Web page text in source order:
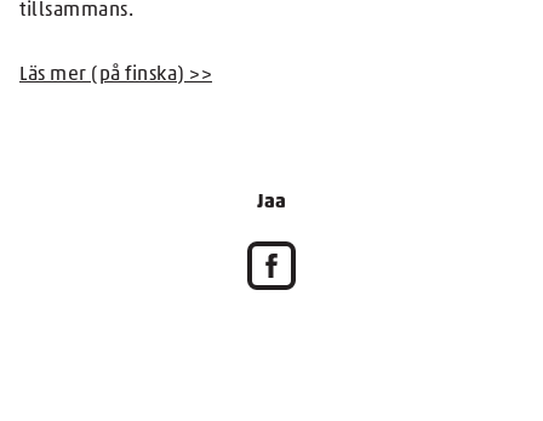
tillsammans.
Läs mer (på finska) >>
Jaa